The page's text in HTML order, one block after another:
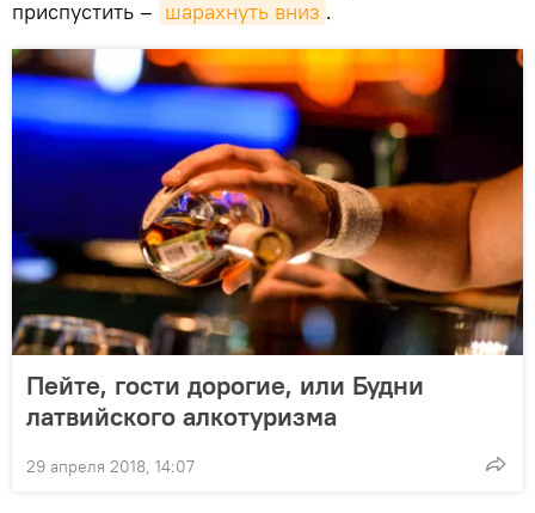
приспустить – шарахнуть вниз .
Пейте, гости дорогие, или Будни
латвийского алкотуризма
29 апреля 2018, 14:07